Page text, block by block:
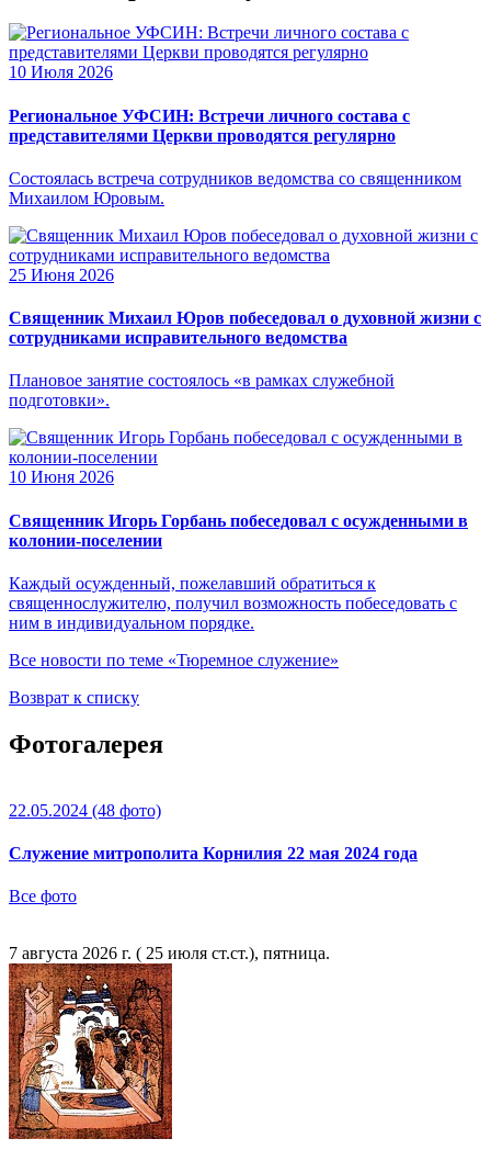
10 Июля 2026
Региональное УФСИН: Встречи личного состава с
представителями Церкви проводятся регулярно
Состоялась встреча сотрудников ведомства со священником
Михаилом Юровым.
25 Июня 2026
Священник Михаил Юров побеседовал о духовной жизни с
сотрудниками исправительного ведомства
Плановое занятие состоялось «в рамках служебной
подготовки».
10 Июня 2026
Священник Игорь Горбань побеседовал с осужденными в
колонии-поселении
Каждый осужденный, пожелавший обратиться к
священнослужителю, получил возможность побеседовать с
ним в индивидуальном порядке.
Все новости по теме «Тюремное служение»
Возврат к списку
Фотогалерея
22.05.2024 (48 фото)
Служение митрополита Корнилия 22 мая 2024 года
Все фото
7 августа 2026 г. ( 25 июля ст.ст.), пятница.